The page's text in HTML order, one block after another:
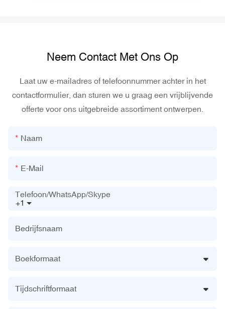
Neem Contact Met Ons Op
Laat uw e-mailadres of telefoonnummer achter in het
contactformulier, dan sturen we u graag een vrijblijvende
offerte voor ons uitgebreide assortiment ontwerpen.
Naam
E-Mail
+1
Telefoon/WhatsApp/Skype
Bedrijfsnaam
Boekformaat
Tijdschriftformaat